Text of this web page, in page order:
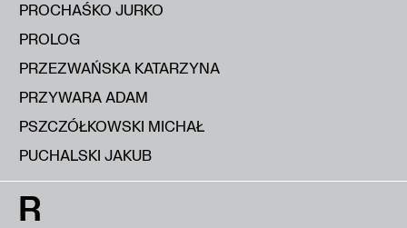
PROCHAŚKO JURKO
PROLOG
PRZEZWAŃSKA KATARZYNA
PRZYWARA ADAM
PSZCZÓŁKOWSKI MICHAŁ
PUCHALSKI JAKUB
R